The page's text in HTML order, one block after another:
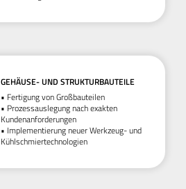
GEHÄUSE- UND STRUKTURBAUTEILE
• Fertigung von Großbauteilen
• Prozessauslegung nach exakten
Kundenanforderungen
• Implementierung neuer Werkzeug- und
Kühlschmiertechnologien